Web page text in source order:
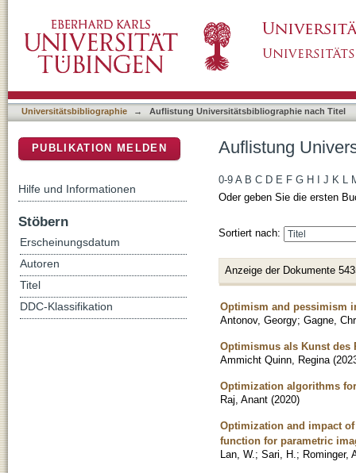
Universitätsbibliographie → Auflistung Universitätsbibliographie nach Titel
Auflistung
0-9 A B C D E F G H J K L
Oder geben Sie die ersten
Sortiert nach:
Anzeige der Dokumente
Optimism and pessimism
Antonov, Georgy; Gagne,
Optimismus als Kunst des
Ammicht Quinn, Regina (
Optimization algorithms
Raj, Anant (2020)
Optimization and impact
function for parametric
Lan, W. ; Sari, H. ; Rominger,
PUBLIKATION MELDEN
Hilfe und Informationen
Stöbern
Erscheinungsdatum
Autoren
Titel
DDC-Klassifikation